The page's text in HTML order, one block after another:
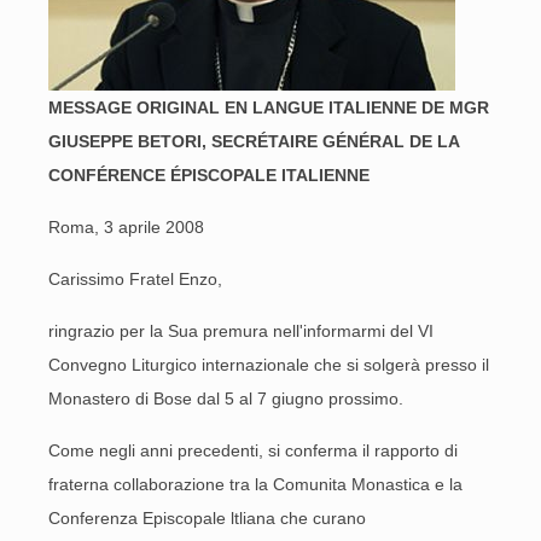
MESSAGE ORIGINAL EN LANGUE ITALIENNE DE MGR
GIUSEPPE BETORI, SECRÉTAIRE GÉNÉRAL DE LA
CONFÉRENCE ÉPISCOPALE ITALIENNE
Roma, 3 aprile 2008
Carissimo Fratel Enzo,
ringrazio per la Sua premura nell'informarmi del VI
Convegno Liturgico internazionale che si solgerà presso il
Monastero di Bose dal 5 al 7 giugno prossimo.
Come negli anni precedenti, si conferma il rapporto di
fraterna collaborazione tra la Comunita Monastica e la
Conferenza Episcopale ltliana che curano